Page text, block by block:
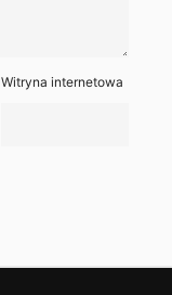
Witryna internetowa